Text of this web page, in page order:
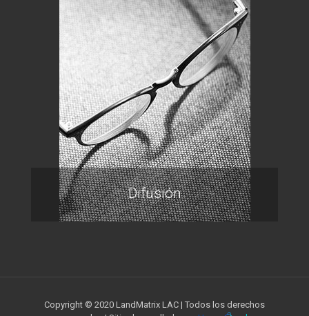
Difusión
Copyright © 2020 LandMatrix LAC | Todos los derechos